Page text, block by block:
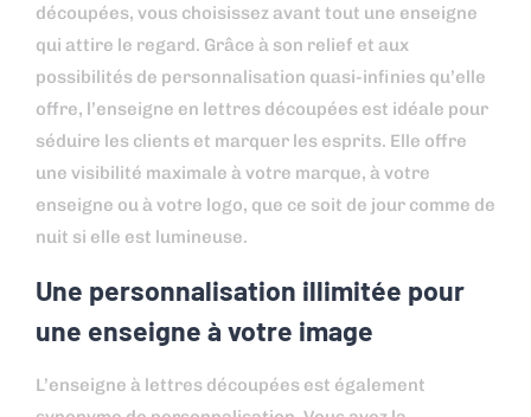
découpées, vous choisissez avant tout une enseigne
qui attire le regard. Grâce à son relief et aux
possibilités de personnalisation quasi-infinies qu’elle
offre, l’enseigne en lettres découpées est idéale pour
séduire les clients et marquer les esprits. Elle offre
une visibilité maximale à votre marque, à votre
enseigne ou à votre logo, que ce soit de jour comme de
nuit si elle est lumineuse.
Une personnalisation illimitée pour
une enseigne à votre image
L’enseigne à lettres découpées est également